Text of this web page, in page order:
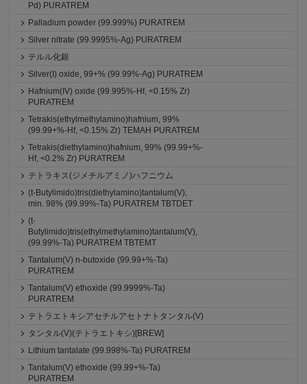
Pd) PURATREM
Palladium powder (99.999%) PURATREM
Silver nitrate (99.9995%-Ag) PURATREM
テルル化銀
Silver(I) oxide, 99+% (99.99%-Ag) PURATREM
Hafnium(IV) oxide (99.995%-Hf, <0.15% Zr)
PURATREM
Tetrakis(ethylmethylamino)hafnium, 99%
(99.99+%-Hf, <0.15% Zr) TEMAH PURATREM
Tetrakis(diethylamino)hafnium, 99% (99.99+%-
Hf, <0.2% Zr) PURATREM
テトラキス(ジメチルアミノ)ハフニウム
(t-Butylimido)tris(diethylamino)tantalum(V),
min. 98% (99.99%-Ta) PURATREM TBTDET
(t-
Butylimido)tris(ethylmethylamino)tantalum(V),
(99.99%-Ta) PURATREM TBTEMT
Tantalum(V) n-butoxide (99.99+%-Ta)
PURATREM
Tantalum(V) ethoxide (99.9999%-Ta)
PURATREM
テトラエトキシアセチルアセトナトタンタル(V)
タンタル(V)(テトラエトキシ)[BREW]
Lithium tantalate (99.998%-Ta) PURATREM
Tantalum(V) ethoxide (99.99+%-Ta)
PURATREM